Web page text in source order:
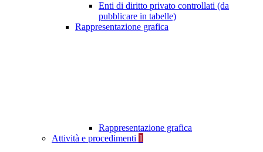
Enti di diritto privato controllati (da
pubblicare in tabelle)
Rappresentazione grafica
Rappresentazione grafica
Attività e procedimenti 1